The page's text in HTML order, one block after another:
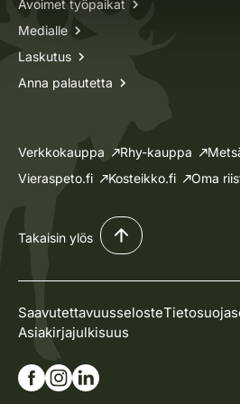
Avoimet työpaikat
Medialle
Laskutus
Anna palautetta
Verkkokauppa Rhy-kauppa
Vieraspeto.fi
Kosteikko.fi Oma
Takaisin ylös
Saavutettavuusseloste
Asiakirjajulkisuus